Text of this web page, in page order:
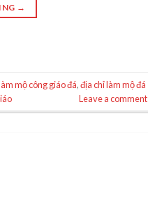
→
mộ công giáo đá,địa chỉ làm mộ đá
Leave a comment